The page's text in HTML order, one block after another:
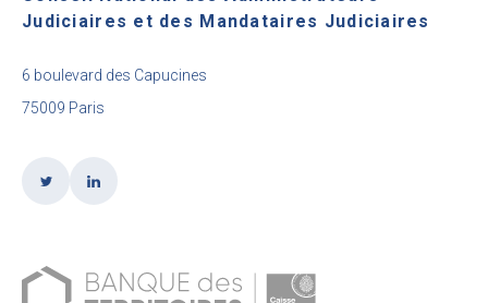
Judiciaires et des Mandataires Judiciaires
6 boulevard des Capucines
75009 Paris